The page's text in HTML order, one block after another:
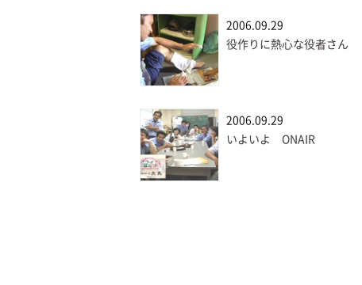
2006.09.29
役作りに熱心な役者さん
2006.09.29
いよいよ ONAIR